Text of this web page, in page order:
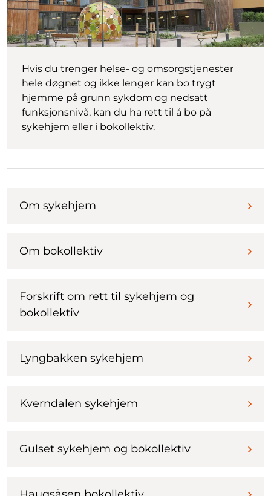
Hvis du trenger helse- og omsorgstjenester
hele døgnet og ikke lenger kan bo trygt
hjemme på grunn sykdom og nedsatt
funksjonsnivå, kan du ha rett til å bo på
sykehjem eller i bokollektiv.
Om sykehjem
Om bokollektiv
Forskrift om rett til sykehjem og
bokollektiv
Lyngbakken sykehjem
Kverndalen sykehjem
Gulset sykehjem og bokollektiv